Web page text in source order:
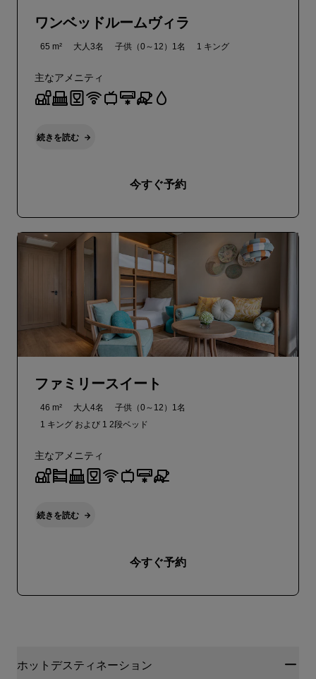
ワンベッドルームヴィラ
65 m² 大人3名 子供（0～12）1名 1 キング
主なアメニティ
続きを読む
今すぐ予約
ファミリースイート
46 m² 大人4名
子供（0～12）1名
1 キング および 1 2段ベッド
主なアメニティ
続きを読む
今すぐ予約
ホットデスティネーション